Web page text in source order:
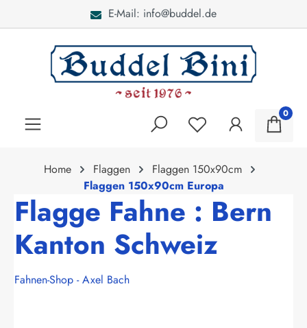
E-Mail: info@buddel.de
0
Home Flaggen
Flaggen 150x90cm
Flaggen 150x90cm Europa
Flagge Fahne : Bern
Kanton Schweiz
Fahnen-Shop - Axel Bach